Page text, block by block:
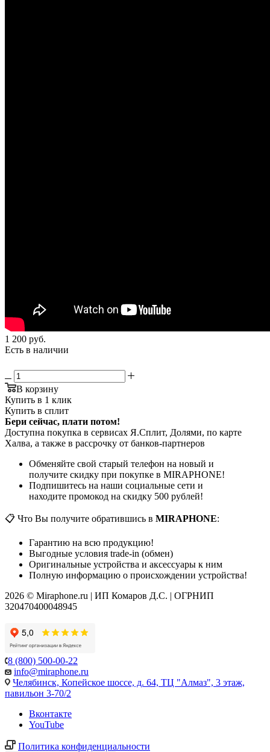
1 200 руб.
Есть в наличии
В корзину
Купить в 1 клик
Купить в сплит
Бери сейчас, плати потом!
Доступна покупка в сервисах Я.Сплит, Долями, по карте
Халва, а также в рассрочку от банков-партнеров
Обменяйте свой старый телефон на новый и
получите скидку при покупке в MIRAPHONE!
Подпишитесь на наши социальные сети и
находите промокод на скидку 500 рублей!
📋 Что Вы получите обратившись в MIRAPHONE:
Гарантию на всю продукцию!
Выгодные условия trade-in (обмен)
Оригинальные устройства и аксессуары к ним
Полную информацию о происхождении устройства!
2026 © Miraphone.ru | ИП Комаров Д.С. | ОГРНИП
320470400048945
8 (800) 500-00-22
info@miraphone.ru
Челябинск, Копейское шоссе, д. 64, ТЦ "Алмаз", 3 этаж,
павильон 3-70/2
Вконтакте
YouTube
Политика конфиденциальности